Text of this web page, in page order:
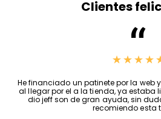
en pistas privadas o
recambios patinete
patinete eléctrico,
Clientes
Servicio y trato espectacular, bateria
master, va como un
Alex